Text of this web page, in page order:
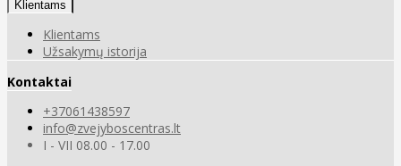
Klientams
Klientams
Užsakymų istorija
Kontaktai
+37061438597
info@zvejyboscentras.lt
I - VII 08.00 - 17.00